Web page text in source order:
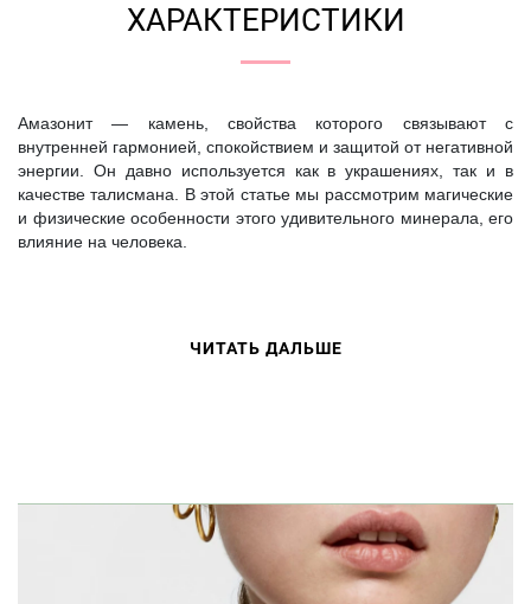
ХАРАКТЕРИСТИКИ
Амазонит — камень, свойства которого связывают с
внутренней гармонией, спокойствием и защитой от негативной
энергии. Он давно используется как в украшениях, так и в
качестве талисмана. В этой статье мы рассмотрим магические
и физические особенности этого удивительного минерала, его
влияние на человека.
ЧИТАТЬ ДАЛЬШЕ